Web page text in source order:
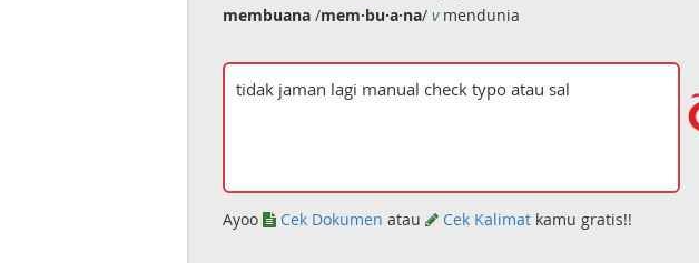
membuana/mem·bu·a·na/ vmendunia
Ayoo Cek Dokumen atau Cek Kalimatkamu gratis!!